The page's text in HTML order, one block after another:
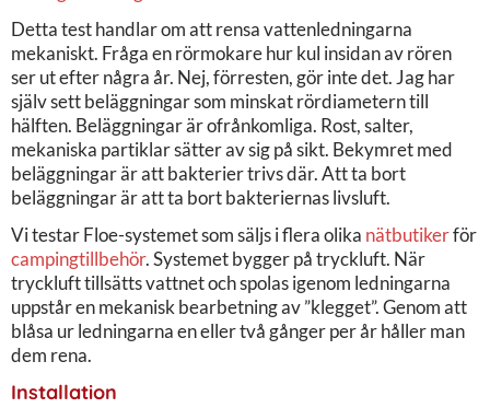
Detta test handlar om att rensa vattenledningarna
mekaniskt. Fråga en rörmokare hur kul insidan av rören
ser ut efter några år. Nej, förresten, gör inte det. Jag har
själv sett beläggningar som minskat rördiametern till
hälften. Beläggningar är ofrånkomliga. Rost, salter,
mekaniska partiklar sätter av sig på sikt. Bekymret med
beläggningar är att bakterier trivs där. Att ta bort
beläggningar är att ta bort bakteriernas livsluft.
Vi testar Floe-systemet som säljs i flera olika nätbutikerför
campingtillbehör. Systemet bygger på tryckluft. När
tryckluft tillsätts vattnet och spolas igenom ledningarna
uppstår en mekanisk bearbetning av ”klegget”. Genom att
blåsa ur ledningarna en eller två gånger per år håller man
dem rena.
Installation